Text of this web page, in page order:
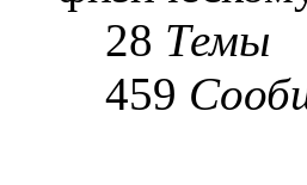
28 Темы
459